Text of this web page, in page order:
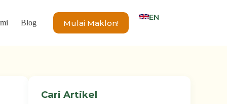
Blog Mulai Maklon!
EN
Cari Artikel